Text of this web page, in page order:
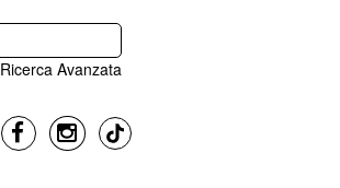
Ricerca Avanzata